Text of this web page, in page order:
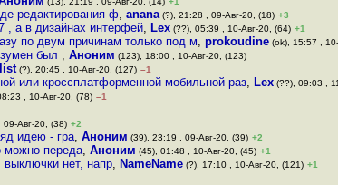
редактирования ф, anana (?), 21:28 , 09-Авг-20, (18) +3
, а в дизайнах интерфей, Lex (??), 05:39 , 10-Авг-20, (64) +1
по двум причинам только под м, prokoudine (ok), 15:57 ,
был , Аноним (123), 18:00 , 10-Авг-20, (123)
(?), 20:45 , 10-Авг-20, (127) –1
или кроссплатформенной мобильной раз, Lex (??), 09:03 ,
, 10-Авг-20, (78) –1
09-Авг-20, (38) +2
идею - гра, Аноним (39), 23:19 , 09-Авг-20, (39) +2
можно переда, Аноним (45), 01:48 , 10-Авг-20, (45) +1
выключки нет, напр, NameName (?), 17:10 , 10-Авг-20, (121) +1